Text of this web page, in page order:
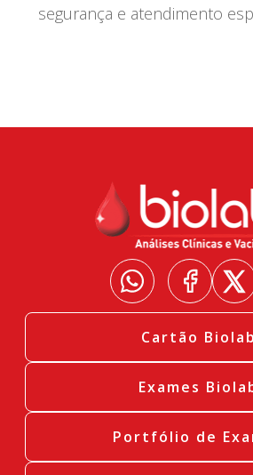
segurança e atendimento
Cartão Biolab
Exames
Portfólio de